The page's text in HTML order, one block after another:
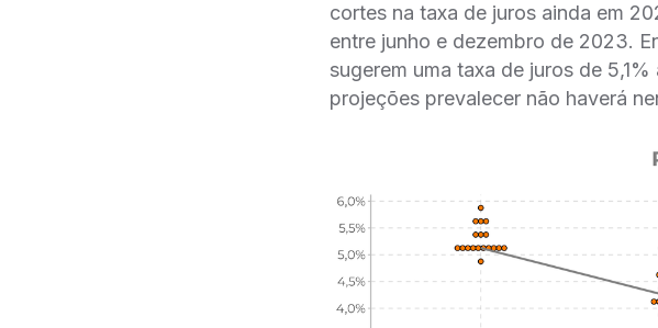
cortes na taxa de juros ainda em
entre junho e dezembro de 2023.
sugerem uma taxa de juros de
projeções prevalecer não haverá